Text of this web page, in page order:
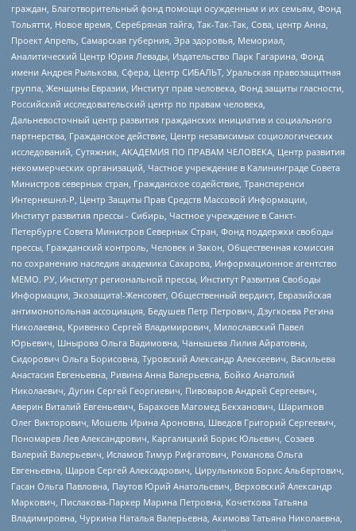
граждан, Благотворительный фонд помощи осужденным и их семьям, Фонд
Тольятти, Новое время, Серебряная тайга, Так-Так-Так, Сова, центр Анна,
Проект Апрель, Самарская губерния, Эра здоровья, Мемориал,
Аналитический Центр Юрия Левады, Издательство Парк Гагарина, Фонд
имени Андрея Рылькова, Сфера, Центр СИБАЛЬТ, Уральская правозащитная
группа, Женщины Евразии, Институт прав человека, Фонд защиты гласности,
Российский исследовательский центр по правам человека,
Дальневосточный центр развития гражданских инициатив и социального
партнерства, Гражданское действие, Центр независимых социологических
исследований, Сутяжник, АКАДЕМИЯ ПО ПРАВАМ ЧЕЛОВЕКА, Центр развития
некоммерческих организаций, Частное учреждение в Калининграде Совета
Министров северных стран, Гражданское содействие, Трансперенси
Интернешнл-Р, Центр Защиты Прав Средств Массовой Информации,
Институт развития прессы - Сибирь, Частное учреждение в Санкт-
Петербурге Совета Министров Северных Стран, Фонд поддержки свободы
прессы, Гражданский контроль, Человек и Закон, Общественная комиссия
по сохранению наследия академика Сахарова, Информационное агентство
МЕМО. РУ, Институт региональной прессы, Институт Развития Свободы
Информации, Экозащита!-Женсовет, Общественный вердикт, Евразийская
антимонопольная ассоциация, Бедушев Петр Петрович, Дзугкоева Регина
Николаевна, Кривенко Сергей Владимирович, Милославский Павел
Юрьевич, Шнырова Ольга Вадимовна, Чанышева Лилия Айратовна,
Сидорович Ольга Борисовна, Туровский Александр Алексеевич, Васильева
Анастасия Евгеньевна, Ривина Анна Валерьевна, Бойко Анатолий
Николаевич, Дугин Сергей Георгиевич, Пивоваров Андрей Сергеевич,
Аверин Виталий Евгеньевич, Барахоев Магомед Бекханович, Шарипков
Олег Викторович, Мошель Ирина Ароновна, Шведов Григорий Сергеевич,
Пономарев Лев Александрович, Каргалицкий Борис Юльевич, Созаев
Валерий Валерьевич, Исламов Тимур Рифгатович, Романова Ольга
Евгеньевна, Щаров Сергей Алексадрович, Цирульников Борис Альбертович,
Гасан Ольга Павловна, Паутов Юрий Анатольевич, Верховский Александр
Маркович, Пислакова-Паркер Марина Петровна, Кочеткова Татьяна
Владимировна, Чуркина Наталья Валерьевна, Акимова Татьяна Николаевна,